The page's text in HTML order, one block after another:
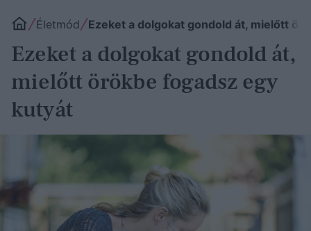
Életmód Ezeket a dolgokat gondold át, mielőtt
Ezeket a dolgokat gondold át,
mielőtt örökbe fogadsz egy
kutyát